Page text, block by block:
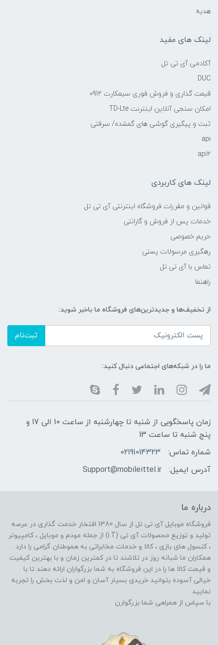
هدیه
لینک های مفید
آکادمی آی تی تل
DUC
قیمت گذاری و فروش فوری سیمکارت 0912
امکان سنجی آنلاین اینترنت TD-Lte
ثبت و پیگیری گوشی های گمشده/ سرقتی
api
api2
لینک های کاربردی
قوانین و مقررات فروشگاه اینترنتی آی تی تل
خدمات پس از فروش و گارانتی
حریم خصوصی
رهگیری مرسولات پستی
تماس با آی تی تل
راهنما
از تخفیف‌ها و جدیدترین‌های فروشگاه ما باخبر شوید:
ثبت‌نام
ما را در شبکه‌های اجتماعی دنبال کنید:
زمان پاسخگویی از شنبه تا چهارشنبه از ساعت 10 الی 17 و
پنج شنبه تا ساعت 13
شماره تماس:
02191014323
آدرس ایمیل:
Support@mobileittel.ir
درباره ما
فروشگاه موبایل آی تی تل از سال 1380 افتخار خدمت گذاری در عرصه
تولید و توزیع محصولات آی تی (i.T) از جمله مودم و موبایل ، کامپیوتر
، کنسول های بازی ، کالا و خدمات مخابراتی به هموطنان گرامی را دارد .
همکاران ما شبانه روز در تلاشند تا در کمترین زمان و با بهترین کیفیت
و قیمت کالا ها را در این فروشگاه به شما بزرگواران ارائه دهند تا با
خیالی آسوده بتوانید خریدی بسیار آسان و امن و لذت بخش را تجربه
نمایید .
با سپاس از همراهی شما بزرگوارن